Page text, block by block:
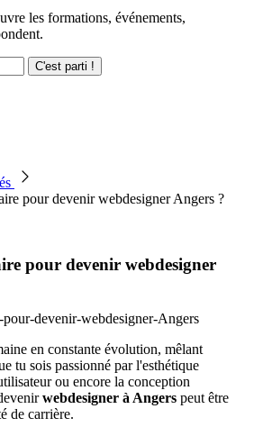
les formations, événements,
C'est parti !
pour devenir webdesigner Angers ?
pour devenir webdesigner
en constante évolution, mêlant
tu sois passionné par l'esthétique
ou encore la conception
webdesigner à Angers peut être
de carrière.